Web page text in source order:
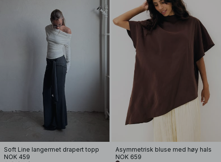
Soft Line langermet drapert topp
NOK 459
Asymmetrisk bluse med høy hals
NOK 659